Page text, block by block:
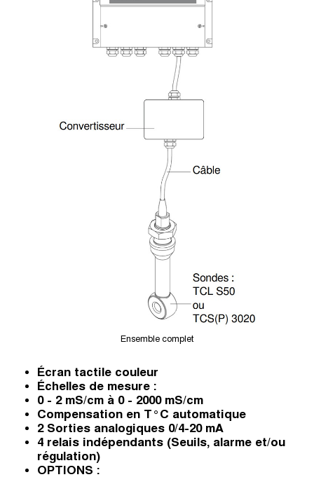
Ensemble complet
Écran tactile couleur
Échelles de mesure :
0 - 2 mS/cm à 0 - 2000 mS/cm
Compensation en T°C automatique
2 Sorties analogiques 0/4-20 mA
4 relais indépendants (Seuils, alarme et/ou
régulation)
OPTIONS :